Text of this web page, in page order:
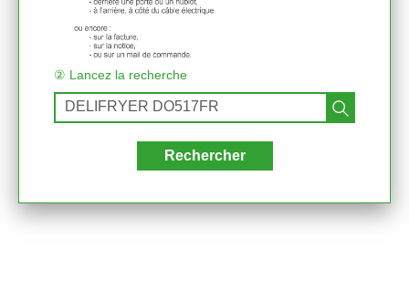
② Lancez la recherche
Rechercher